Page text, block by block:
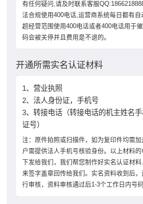
有任何疑问,请及时联系客服
法合规使用400电话,运营商系统每日都有
超经营范围使用400电话或者400电话用于
码会被关停并且费用是不退的。
开通所需实名认证材料
1、营业执照
2、法人身份证，手机号
3、转接电话（转接电话的机主姓名
证号）
注：原件拍照或扫描件，如为复印件均需
户需提供法人手机号核验身份。以上材料
下发给我们，我们帮您制作好实名认证材
来签字盖章回传给我们。实名资料收到后
行审核，资料审核通过后1-3个工作日内号